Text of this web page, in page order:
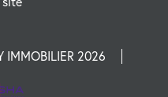
IMMOBILIER 2026